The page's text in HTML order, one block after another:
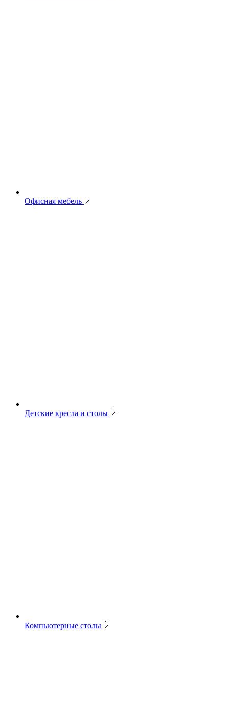
Офисная мебель
Детские кресла и столы
Компьютерные столы